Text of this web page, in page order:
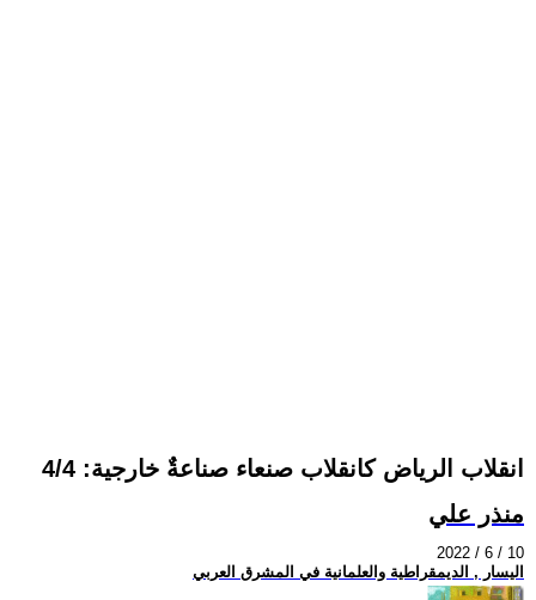
انقلاب الرياض كانقلاب صنعاء صناعةٌ خارجية: 4/4
منذر علي
2022 / 6 / 10
اليسار , الديمقراطية والعلمانية في المشرق العربي